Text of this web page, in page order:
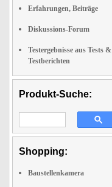
Erfahrungen, Beiträge
Diskussions-Forum
Testergebnisse aus Tests &
Testberichten
Produkt-Suche:
Shopping:
Baustellenkamera